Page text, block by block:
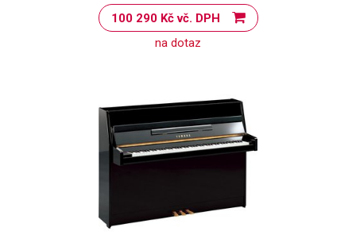
100 290 Kč vč. DPH
na dotaz